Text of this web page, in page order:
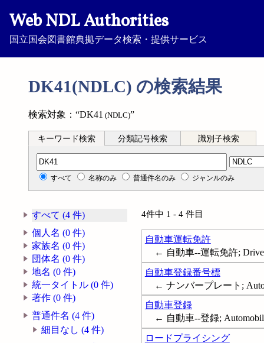
Web NDL Authorities
国立国会図書館典拠データ検索・提供サービス
DK41(NDLC) の検索結果
検索対象：“DK41 (NDLC)”
キーワード検索 分類記号検索 識別子検索
分類記号検索
すべて 名称のみ 普通件名のみ ジャンルのみ
すべて (4 件)
個人名 (0 件)
家族名 (0 件)
団体名 (0 件)
地名 (0 件)
統一タイトル (0 件)
著作 (0 件)
普通件名 (4 件)
細目なし (4 件)
4件中 1 - 4 件目
自動車運転免許
← 自動車--運転免許;
自動車登録番号標
← ナンバープレート;
自動車登録
← 自動車--登録;
ロードプライシング